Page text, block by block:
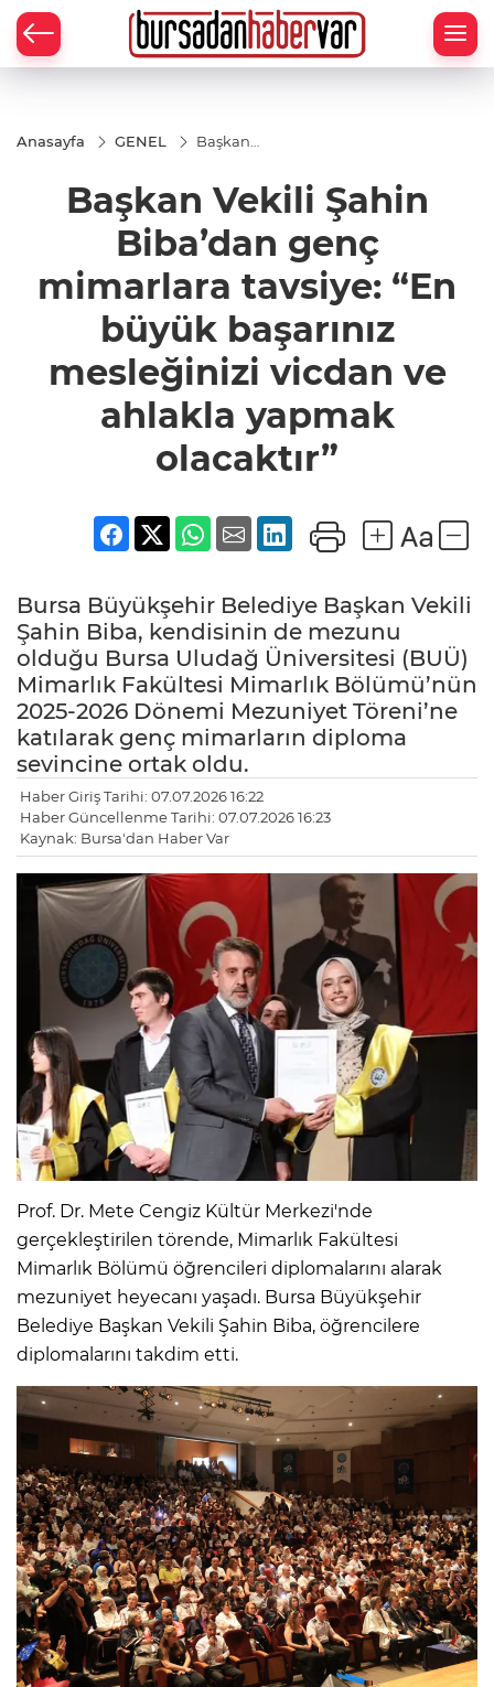
Anasayfa GENEL
Başkan
genç
mimarlara
tavsiye: “En
büyük
mesleğinizi
vicdan ve
ahlakla
yapmak
olacaktır”
Başkan Vekili Şahin
Biba’dan genç
mimarlara tavsiye: “En
büyük başarınız
mesleğinizi vicdan ve
ahlakla yapmak
olacaktır”
Bursa Büyükşehir Belediye Başkan Vekili
Şahin Biba, kendisinin de mezunu
olduğu Bursa Uludağ Üniversitesi (BUÜ)
Mimarlık Fakültesi Mimarlık Bölümü’nün
2025-2026 Dönemi Mezuniyet Töreni’ne
katılarak genç mimarların diploma
sevincine ortak oldu.
Haber Giriş Tarihi: 07.07.2026 16:22
Haber Güncellenme Tarihi: 07.07.2026 16:23
Kaynak: Bursa'dan Haber Var
Prof. Dr. Mete Cengiz Kültür Merkezi'nde
gerçekleştirilen törende, Mimarlık Fakültesi
Mimarlık Bölümü öğrencileri diplomalarını alarak
mezuniyet heyecanı yaşadı. Bursa Büyükşehir
Belediye Başkan Vekili Şahin Biba, öğrencilere
diplomalarını takdim etti.